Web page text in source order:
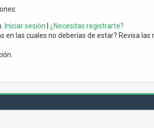
Iniciar sesión
¿Necesitas registrarte?
las cuales no deberías de estar? Revisa